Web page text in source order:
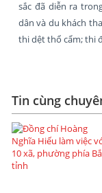
sắc đã diễn ra
dân và du khách
thi dệt thổ cẩm; thi
Tin cùng